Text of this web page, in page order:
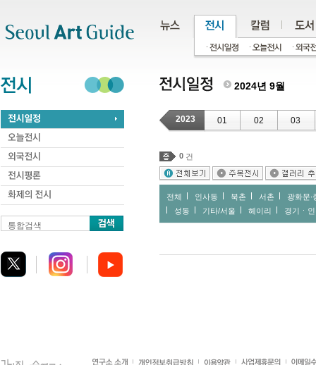
통합검색
2024년 9월
2023 01 02 03
0 건
전체 인사동 북촌 서촌
광화문∙
성동
기타/서울 헤이리 경기ㆍ